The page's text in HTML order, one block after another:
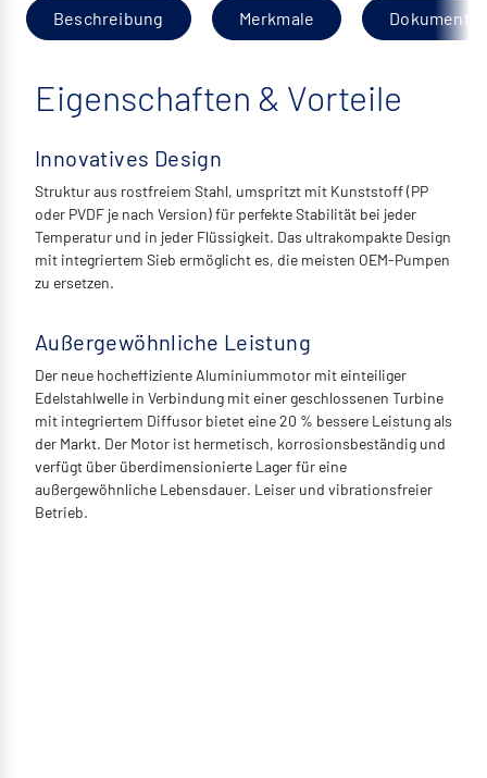
Beschreibung Merkmale
Eigenschaften & Vorteile
Innovatives Design
Struktur aus rostfreiem Stahl, umspritzt mit Kunststoff (PP
oder PVDF je nach Version) für perfekte Stabilität bei jeder
Temperatur und in jeder Flüssigkeit. Das ultrakompakte Design
mit integriertem Sieb ermöglicht es, die meisten OEM-Pumpen
zu ersetzen.
Außergewöhnliche Leistung
Der neue hocheffiziente Aluminiummotor mit einteiliger
Edelstahlwelle in Verbindung mit einer geschlossenen Turbine
mit integriertem Diffusor bietet eine 20 % bessere Leistung als
der Markt. Der Motor ist hermetisch, korrosionsbeständig und
verfügt über überdimensionierte Lager für eine
außergewöhnliche Lebensdauer. Leiser und vibrationsfreier
Betrieb.